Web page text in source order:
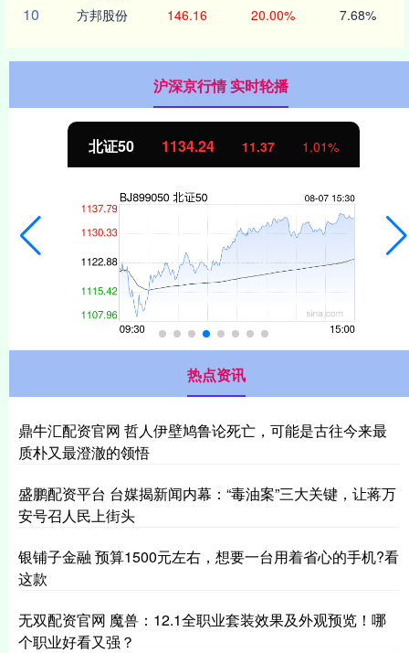
10 方邦股份 146.16 20.00% 7.68%
沪深京行情 实时轮播
北证50 1134.24 11.37 1.01%
热点资讯
鼎牛汇配资官网 哲人伊壁鸠鲁论死亡，可能是古往今来最
质朴又最澄澈的领悟
盛鹏配资平台 台媒揭新闻内幕：“毒油案”三大关键，让蒋万
安号召人民上街头
银铺子金融 预算1500元左右，想要一台用着省心的手机?看
这款
无双配资官网 魔兽：12.1全职业套装效果及外观预览！哪
个职业好看又强？